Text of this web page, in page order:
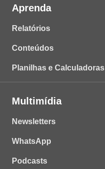
Aprenda
Relatórios
Conteúdos
Planilhas e Calculadoras
Multimídia
Newsletters
WhatsApp
Podcasts